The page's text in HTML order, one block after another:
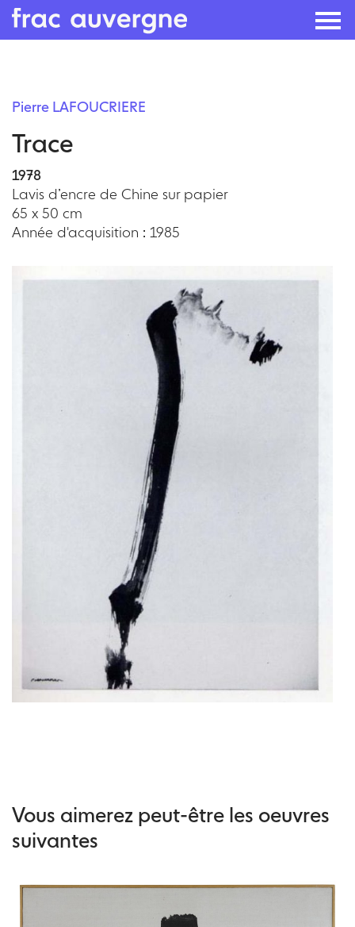
content
Pierre LAFOUCRIERE
Trace
1978
Lavis d’encre de Chine sur papier
65 x 50 cm
Année d'acquisition : 1985
Vous aimerez peut-être les oeuvres
suivantes